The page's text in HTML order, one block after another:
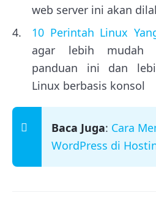
web server ini akan
10 Perintah Linux
agar lebih mudah
panduan ini dan
Linux berbasis konsol
Baca Juga: Cara
WordPress di